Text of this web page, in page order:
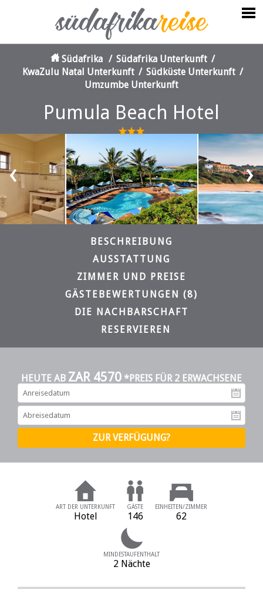
Südafrika / Südafrika Unterkunft /
KwaZulu Natal Unterkunft / Südküste Unterkunft /
Umzumbe Unterkunft
Pumula Beach Hotel
‹ ›
BESCHREIBUNG
AUSSTATTUNG
ZIMMER UND PREISE
GÄSTEBEWERTUNGEN (8)
DIE NACHBARSCHAFT
RESERVIEREN
HEUTE AB ZAR 4570 *PREIS FÜR 2 ERWACHSENE
ART DER UNTERKUNFT
Hotel
GÄSTE
146
EINHEITEN/ZIMMER
62
MINDESTAUFENTHALT
2 Nächte